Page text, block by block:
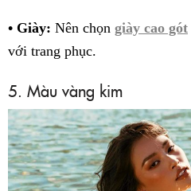
• Giày: Nên chọn giày cao gót
với trang phục.
5. Màu vàng kim